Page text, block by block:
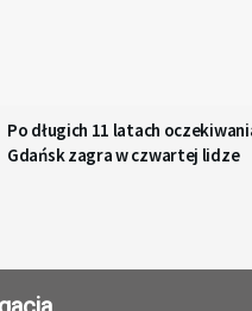
Po długich 11 latach
Gdańsk zagra w czwartej lidze